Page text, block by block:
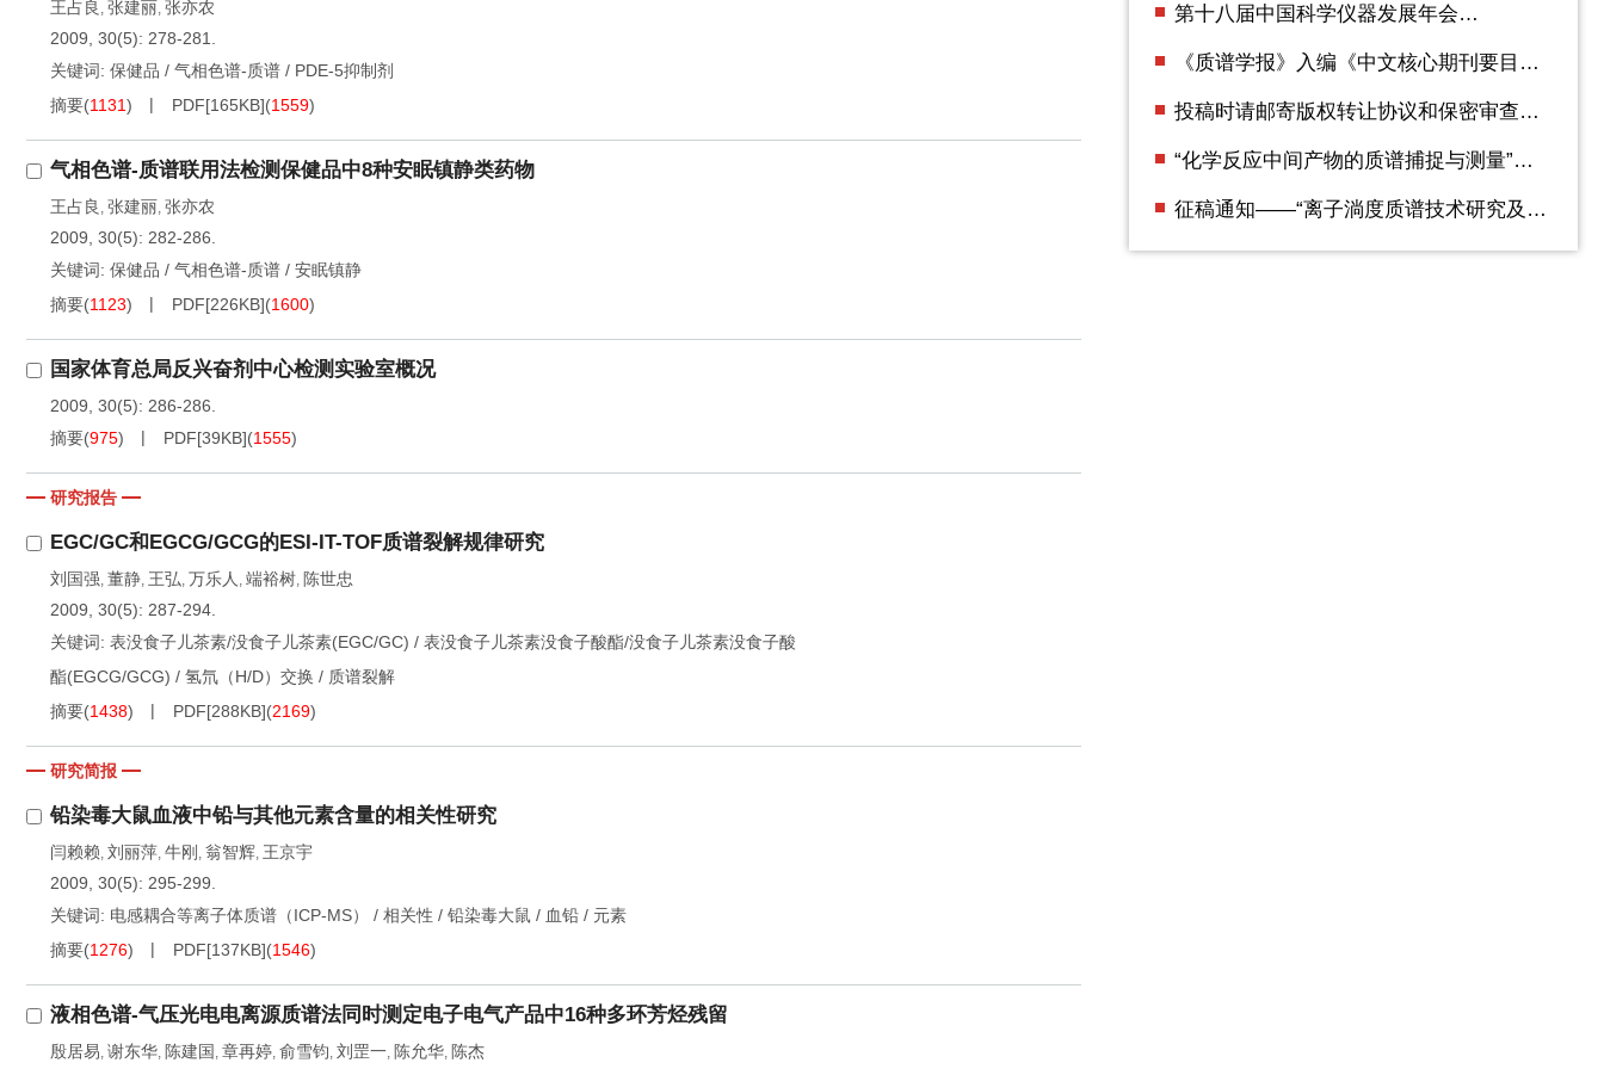
王占良 , 张建丽, 张亦农
2009, 30(5): 278-281.
关键词: 保健品 / 气相色谱-质谱 / PDE-5抑制剂
摘要(1131) PDF[165KB](1559)
气相色谱-质谱联用法检测保健品中8种安眠镇静类药物
王占良 , 张建丽, 张亦农
2009, 30(5): 282-286.
关键词: 保健品 / 气相色谱-质谱 / 安眠镇静
摘要(1123) PDF[226KB](1600)
国家体育总局反兴奋剂中心检测实验室概况
2009, 30(5): 286-286.
摘要(975) PDF[39KB](1555)
研究报告
EGC/GC和EGCG/GCG的ESI-IT-TOF质谱裂解规律研究
刘国强, 董静, 王弘, 万乐人 , 端裕树, 陈世忠
2009, 30(5): 287-294.
关键词: 表没食子儿茶素/没食子儿茶素(EGC/GC) / 表没食子儿茶素没食子酸酯/没食子儿茶素没食子酸
酯(EGCG/GCG) / 氢氘（H/D）交换 / 质谱裂解
摘要(1438) PDF[288KB](2169)
研究简报
铅染毒大鼠血液中铅与其他元素含量的相关性研究
闫赖赖, 刘丽萍, 牛刚 , 翁智辉, 王京宇
2009, 30(5): 295-299.
关键词: 电感耦合等离子体质谱（ICP-MS） / 相关性 / 铅染毒大鼠 / 血铅 / 元素
摘要(1276) PDF[137KB](1546)
液相色谱-气压光电电离源质谱法同时测定电子电气产品中16种多环芳烃残留
殷居易, 谢东华, 陈建国 , 章再婷, 俞雪钧, 刘罡一, 陈允华, 陈杰
第十八届中国科学仪器发展年会
《质谱学报》入编《中文核心期刊要目总
投稿时请邮寄版权转让协议和保密审查证
“化学反应中间产物的质谱捕捉与测量”专
征稿通知——“离子淌度质谱技术研究及应